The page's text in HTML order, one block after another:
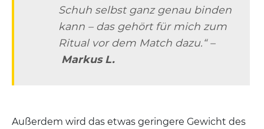
Schuh selbst ganz genau binden
kann – das gehört für mich zum
Ritual vor dem Match dazu.“ –
Markus L.
Außerdem wird das etwas geringere Gewicht des